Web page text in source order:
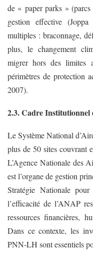
de « paper parks » (parcs
gestion effective
multiples : braconnage,
plus, le changement
migrer hors des limites
périmètres de protection
2007).
2.3. Cadre
Le Système National
plus de 50 sites couvrant
L’Agence Nationale des
est l’organe de gestion
Stratégie Nationale
l’efficacité de l’ANAP
ressources financières,
Dans ce contexte, les
PNN-LH sont essentiels